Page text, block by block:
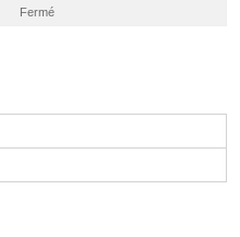
Fermé